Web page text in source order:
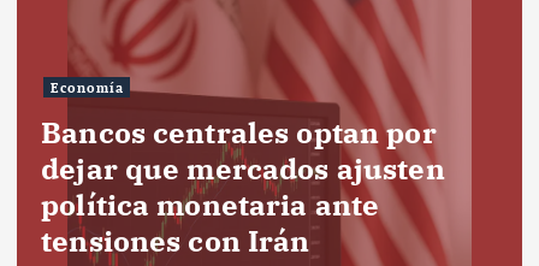
Economía
Bancos centrales optan por
dejar que mercados ajusten
política monetaria ante
tensiones con Irán